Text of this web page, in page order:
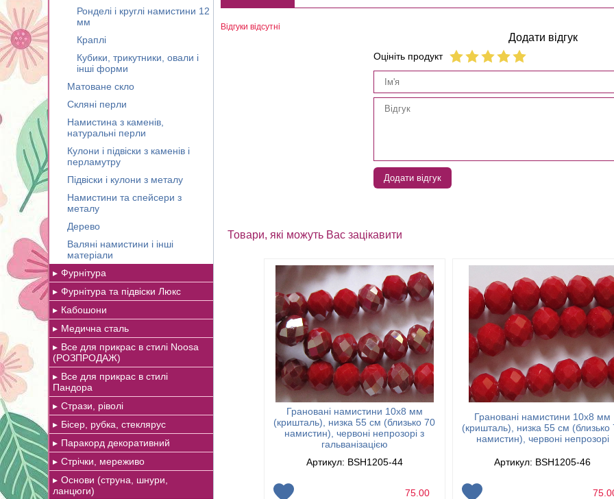
Ронделі і круглі намистини 12
мм
Краплі
Кубики, трикутники, овали і
інші форми
Матоване скло
Скляні перли
Намистина з каменів,
натуральні перли
Кулони і підвіски з каменів і
перламутру
Підвіски і кулони з металу
Намистини та спейсери з
металу
Дерево
Валяні намистини і інші
матеріали
Фурнітура
Фурнітура та підвіски Люкс
Кабошони
Медична сталь
Все для прикрас в стилі Noosa
(РОЗПРОДАЖ)
Все для прикрас в стилі
Пандора
Стрази, ріволі
Бісер, рубка, стеклярус
Паракорд декоративний
Стрічки, мереживо
Основи (струна, шнури,
ланцюги)
Відгуки відсутні
Додати відгук
Оцініть продукт
Додати відгук
Товари, які можуть Вас зацікавити
Грановані намистини 10х8 мм
(кришталь), низка 55 см (близько 70
намистин), червоні непрозорі з
гальванізацією
Артикул: BSH1205-44
75.00
Грановані намистини 10х8 мм
(кришталь), низка 55 см (близько
намистин), червоні непрозорі
Артикул: BSH1205-46